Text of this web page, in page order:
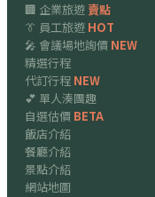
🏢 企業旅遊賣點
👔 員工旅遊 HOT
🎤 會議場地詢價 NEW
精選行程
代訂行程 NEW
💕 單人湊團趣
自選估價 BETA
飯店介紹
餐廳介紹
景點介紹
網站地圖